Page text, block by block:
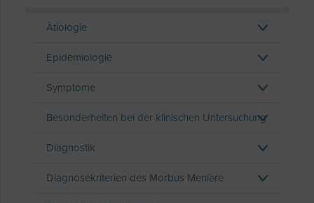
Ätiologie
Epidemiologie
Symptome
Besonderheiten bei der klinischen Untersuchung
Diagnostik
Diagnosekriterien des Morbus Menière